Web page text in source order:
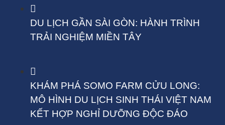
DU LỊCH GẦN SÀI GÒN: HÀNH TRÌNH
TRẢI NGHIỆM MIỀN TÂY
KHÁM PHÁ SOMO FARM CỬU LONG:
MÔ HÌNH DU LỊCH SINH THÁI VIỆT NAM
KẾT HỢP NGHỈ DƯỠNG ĐỘC ĐÁO